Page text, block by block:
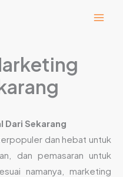
Dari Sekarang
dan hebat untuk
dan pemasaran untuk
namanya, marketing